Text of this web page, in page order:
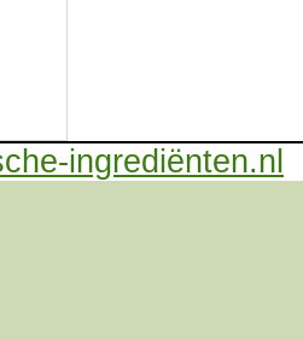
ingrediënten.nl